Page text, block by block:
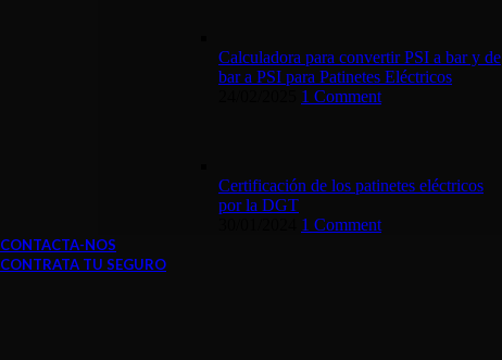
Calculadora para convertir PSI a bar y de
bar a PSI para Patinetes Eléctricos
1 Comment
Certificación de los patinetes eléctricos
por la DGT
1 Comment
CONTACTA-NOS
CONTRATA TU SEGURO